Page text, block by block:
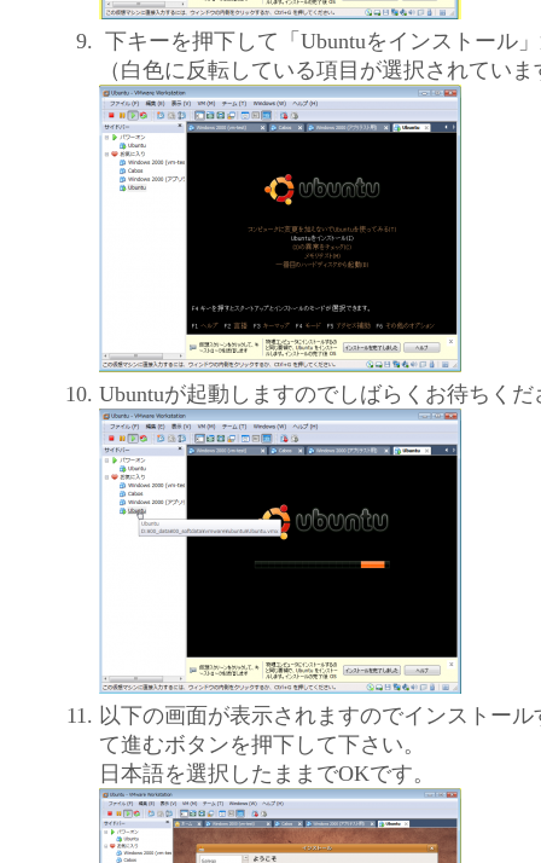
下キーを押下して「Ubuntuをインストール
（白色に反転している項目が選択されていま
Ubuntuが起動しますのでしばらくお待ちくだ
以下の画面が表示されますのでインストー
て進むボタンを押下して下さい。
日本語を選択したままでOKです。